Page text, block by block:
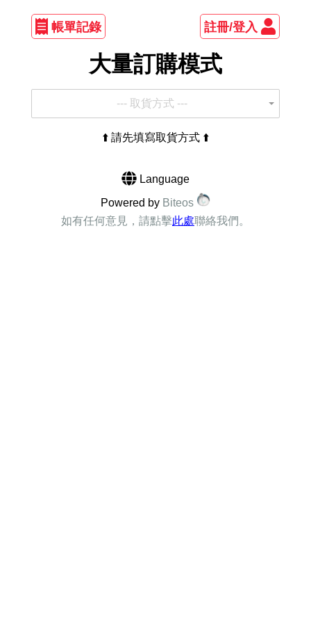
帳單記錄 註冊/登入
大量訂購模式
--- 取貨方式 ---
⬆️ 請先填寫取貨方式 ⬆️
Language
Powered by Biteos
如有任何意見，請點擊此處聯絡我們。